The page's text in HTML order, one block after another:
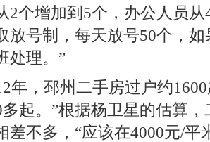
2个增加到5个，办公人员
放号制，每天放号50个，
处理。”
年，邳州二手房过户约
起。”根据杨卫星的估算
差不多，“应该在4000元/平